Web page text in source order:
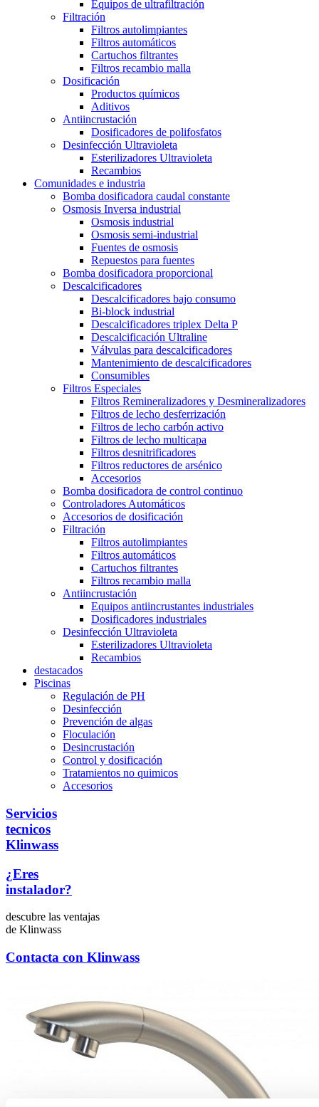
Equipos de ultrafiltración
Filtración
Filtros autolimpiantes
Filtros automáticos
Cartuchos filtrantes
Filtros recambio malla
Dosificación
Productos químicos
Aditivos
Antiincrustación
Dosificadores de polifosfatos
Desinfección Ultravioleta
Esterilizadores Ultravioleta
Recambios
Comunidades e industria
Bomba dosificadora caudal constante
Osmosis Inversa industrial
Osmosis industrial
Osmosis semi-industrial
Fuentes de osmosis
Repuestos para fuentes
Bomba dosificadora proporcional
Descalcificadores
Descalcificadores bajo consumo
Bi-block industrial
Descalcificadores triplex Delta P
Descalcificación Ultraline
Válvulas para descalcificadores
Mantenimiento de descalcificadores
Consumibles
Filtros Especiales
Filtros Remineralizadores y Desmineralizadores
Filtros de lecho desferrización
Filtros de lecho carbón activo
Filtros de lecho multicapa
Filtros desnitrificadores
Filtros reductores de arsénico
Accesorios
Bomba dosificadora de control continuo
Controladores Automáticos
Accesorios de dosificación
Filtración
Filtros autolimpiantes
Filtros automáticos
Cartuchos filtrantes
Filtros recambio malla
Antiincrustación
Equipos antiincrustantes industriales
Dosificadores industriales
Desinfección Ultravioleta
Esterilizadores Ultravioleta
Recambios
destacados
Piscinas
Regulación de PH
Desinfección
Prevención de algas
Floculación
Desincrustación
Control y dosificación
Tratamientos no quimicos
Accesorios
Servicios
tecnicos
Klinwass
¿Eres
instalador?
descubre las ventajas
de Klinwass
Contacta con Klinwass